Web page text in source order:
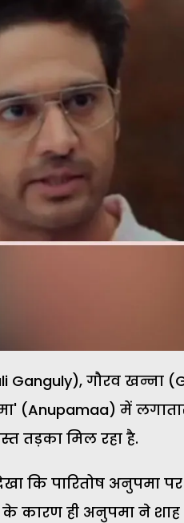
Ganguly), गौरव खन्ना
(Anupamaa) में
तड़का मिल रहा है.
कि पारितोष अनुपमा
कारण ही अनुपमा ने शाह